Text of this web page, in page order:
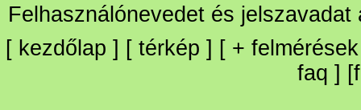
Felhasználónevedet és
[ kezdőlap ] [ térkép ] [ + felmérések
faq ] [